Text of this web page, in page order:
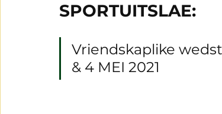
SPORTUITSLAE:
Vriendskaplike
& 4 MEI 2021